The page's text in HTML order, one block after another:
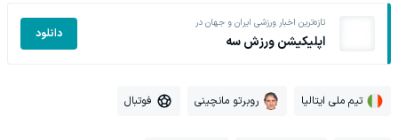
تازه‌ترین اخبار ورزشی ایران و جهان در
اپلیکیشن ورزش سه دانلود
تیم ملی ایتالیا روبرتو مانچینی فوتبال